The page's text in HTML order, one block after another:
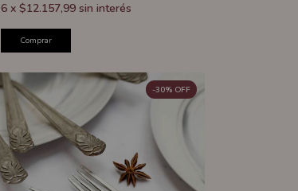
6 x $12.157,99 sin interés
Comprar
-30% OFF